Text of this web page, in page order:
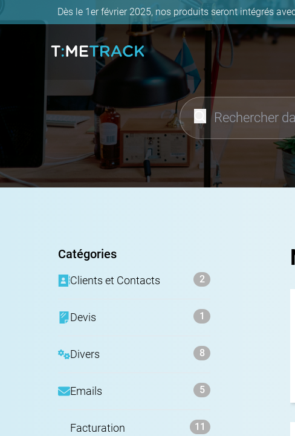
Dès le 1er février 2025, nos produits seront intégrés
Retourner à la page d'accueil
Rechercher dans la
Lancer la recherche
Catégories
Clients et Contacts 2
Devis 1
Divers 8
Emails 5
Facturation 11